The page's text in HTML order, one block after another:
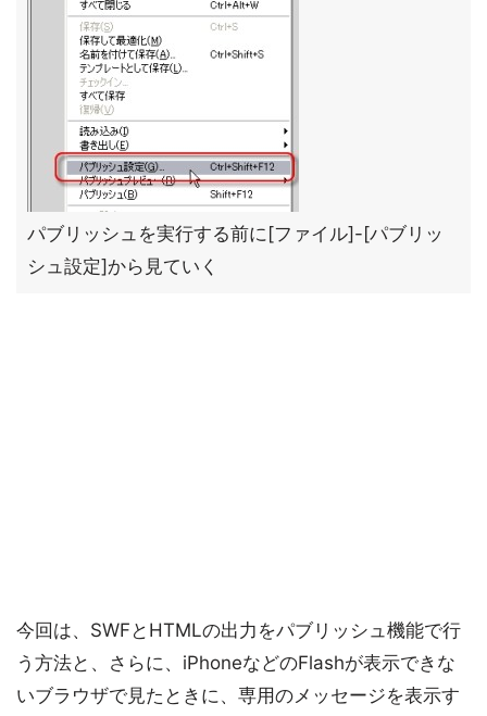
パブリッシュを実行する前に[ファイル]-[パブリッ
シュ設定]から見ていく
今回は、SWFとHTMLの出力をパブリッシュ機能で行
う方法と、さらに、iPhoneなどのFlashが表示できな
いブラウザで見たときに、専用のメッセージを表示す